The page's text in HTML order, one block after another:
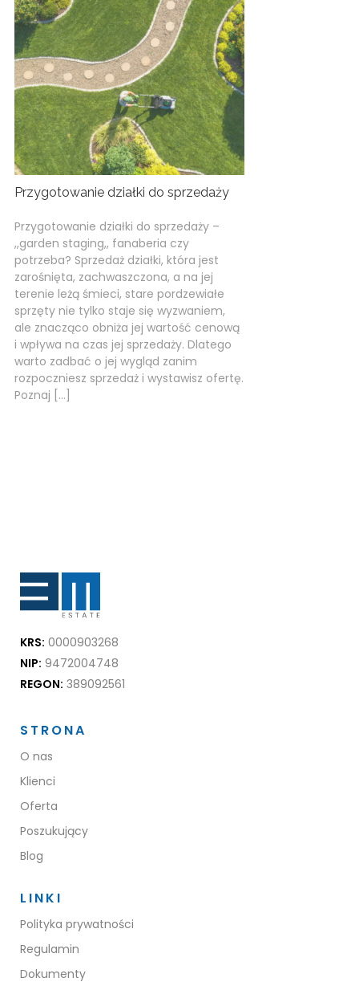
Przygotowanie działki do sprzedaży
Przygotowanie działki do sprzedaży –
,,garden staging,, fanaberia czy
potrzeba? Sprzedaż działki, która jest
zarośnięta, zachwaszczona, a na jej
terenie leżą śmieci, stare pordzewiałe
sprzęty nie tylko staje się wyzwaniem,
ale znacząco obniża jej wartość cenową
i wpływa na czas jej sprzedaży. Dlatego
warto zadbać o jej wygląd zanim
rozpoczniesz sprzedaż i wystawisz ofertę.
Poznaj […]
KRS: 0000903268
NIP: 9472004748
REGON: 389092561
STRONA
O nas
Klienci
Oferta
Poszukujący
Blog
LINKI
Polityka prywatności
Regulamin
Dokumenty